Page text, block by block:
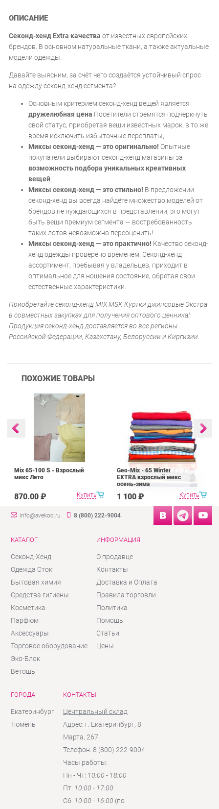
ОПИСАНИЕ
Секонд-хенд Extra качества от известных европейских
брендов. В основном натуральные ткани, а также актуальные
модели одежды.
Давайте выясним, за счёт чего создаётся устойчивый спрос
на одежду секонд-хенд сегмента?
Основным критерием секонд-хенд вещей является
дружелюбная цена Посетители стремятся подчеркнуть
свой статус, приобретая вещи известных марок, в то же
время исключить избыточные переплаты;
Миксы секонд-хенд — это оригинально! Опытные
покупатели выбирают секонд-хенд магазины за
возможность подбора уникальных креативных
вещей;
Миксы секонд-хенд — это стильно! В предложении
секонд-хенд вы всегда найдёте множество моделей от
брендов не нуждающихся в представлении, это могут
быть вещи премиум сегмента — востребованность
таких лотов невозможно переоценить!
Миксы секонд-хенд — это практично! Качество секонд-
хенд одежды проверено временем. Секонд-хенд
ассортимент, пребывая у владельцев, приходит в
оптимальное для ношения состояние, обретая свои
естественные характеристики.
Приобретайте секонд-хенд MIX MSK Куртки джинсовые Экстра
в совместных закупках для получения оптового ценника!
Продукция секонд-хенд доставляется во все регионы
Российской Федерации, Казахстану, Белоруссии и Киргизии.
ПОХОЖИЕ ТОВАРЫ
Купить
Mix 65-100 S - Взрослый
микс Лето
870.00 ₽ Купить
Geo-Mix - 65 Winter
EXTRA взрослый микс
осень-зима
1 100 ₽
info@avekoo.ru 8 (800) 222-9004
КАТАЛОГ
Секонд-Хенд
Одежда Сток
Бытовая химия
Средства гигиены
Косметика
Парфюм
Аксессуары
Торговое оборудование
Эко-Блок
Ветошь
ИНФОРМАЦИЯ
О продавце
Контакты
Доставка и Оплата
Правила торговли
Политика
Помощь
Статьи
Цены
ГОРОДА
Екатеринбург
Тюмень
КОНТАКТЫ
Центральный склад
Адрес: г. Екатеринбург, 8
Марта, 267
Телефон: 8 (800) 222-9004
Часы работы:
Пн - Чт: 10:00 - 18:00
Пт: 10:00 - 17:00
Сб: 10:00 - 16:00 (по